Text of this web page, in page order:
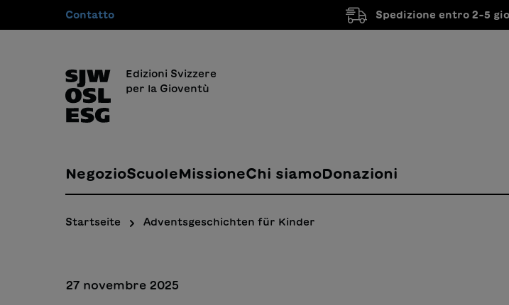
Passa alla navigazione principale
Contatto Spedizione entro 2-5
Edizioni Svizzere
per la Gioventù
NegozioScuoleMissioneChi siamoDonazioni
Startseite Adventsgeschichten für Kinder
27 novembre 2025